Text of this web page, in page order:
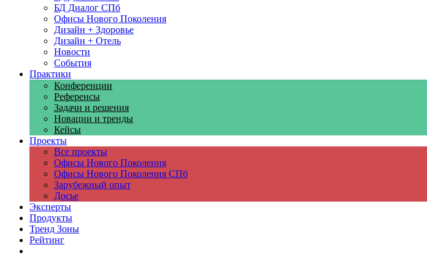
БД Диалог СПб
Офисы Нового Поколения
Дизайн + Здоровье
Дизайн + Отель
Новости
События
Практики
Конференции
Референсы
Задачи и решения
Новации и тренды
Кейсы
Проекты
Все проекты
Офисы Нового Поколения
Офисы Нового Поколения СПб
Зарубежный опыт
Досье
Эксперты
Продукты
Тренд Зоны
Рейтинг